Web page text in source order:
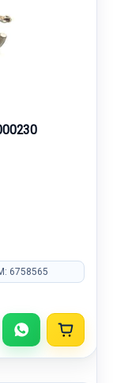
6758565